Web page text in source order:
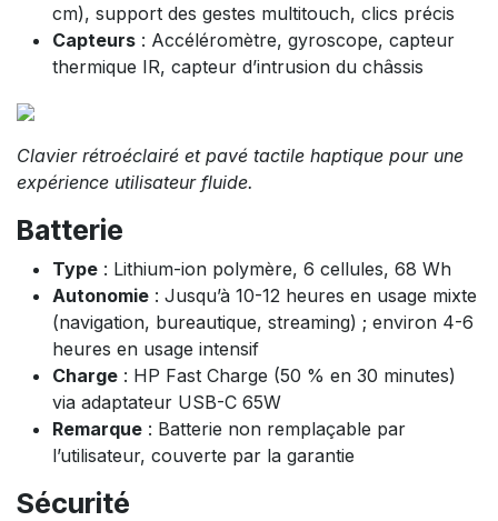
cm), support des gestes multitouch, clics précis
Capteurs : Accéléromètre, gyroscope, capteur
thermique IR, capteur d’intrusion du châssis
Clavier rétroéclairé et pavé tactile haptique pour une
expérience utilisateur fluide.
Batterie
Type : Lithium-ion polymère, 6 cellules, 68 Wh
Autonomie : Jusqu’à 10-12 heures en usage mixte
(navigation, bureautique, streaming) ; environ 4-6
heures en usage intensif
Charge : HP Fast Charge (50 % en 30 minutes)
via adaptateur USB-C 65W
Remarque : Batterie non remplaçable par
l’utilisateur, couverte par la garantie
Sécurité